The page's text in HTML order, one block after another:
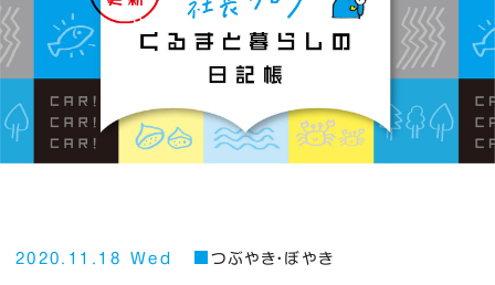
2020.11.18 Wed つぶやき・ぼやき